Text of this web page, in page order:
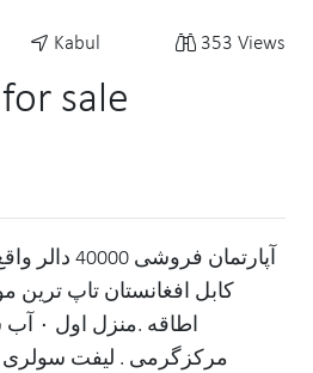
Kabul 353 Views
sale
کابل افغانستان تاپ